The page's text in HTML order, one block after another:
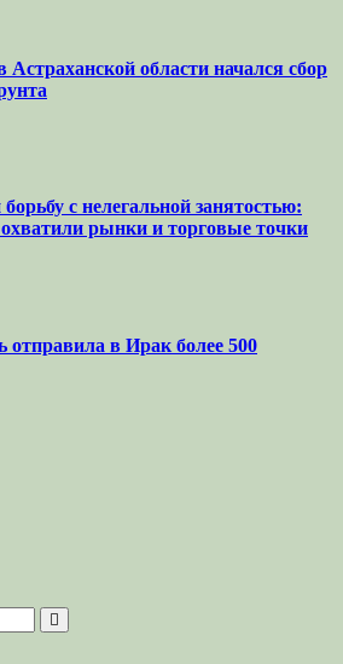
области начался сбор
с нелегальной занятостью:
рынки и торговые точки
отправила в Ирак более 500